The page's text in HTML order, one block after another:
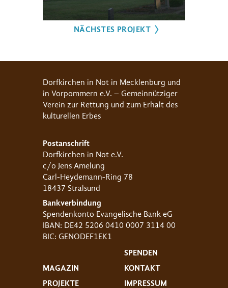
NÄCHSTES PROJEKT
Dorfkirchen in Not in Mecklenburg und
in Vorpommern e.V. – Gemeinnütziger
Verein zur Rettung und zum Erhalt des
kulturellen Erbes
Postanschrift
Dorfkirchen in Not e.V.
c/o Jens Amelung
Carl-Heydemann-Ring 78
18437 Stralsund
Bankverbindung
Spendenkonto Evangelische Bank eG
IBAN: DE42 5206 0410 0007 3114 00
BIC: GENODEF1EK1
MAGAZIN
PROJEKTE
SPENDEN
KONTAKT
IMPRESSUM